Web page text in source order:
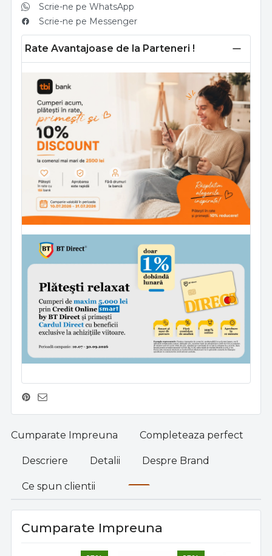
Scrie-ne pe WhatsApp
Scrie-ne pe Messenger
Rate Avantajoase de la Parteneri !
Cumparate Impreuna Completeaza perfect
Descriere Detalii Despre Brand
Ce spun clientii
Cumparate Impreuna